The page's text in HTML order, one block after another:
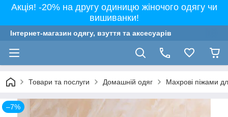
Акція! -20% на другу одиницю жіночого одягу чи
вишиванки!
Інтернет-магазин одягу, взуття та аксесуарів
Товари та послуги Домашній одяг Махрові піжами
–7%